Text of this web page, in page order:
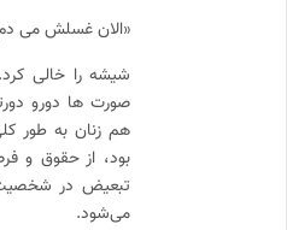
«الان غسلش می
شیشه را خالی
صورت ها دورو
هم زنان به طور
بود، از حقوق و
تبعیض در
می‌شود.